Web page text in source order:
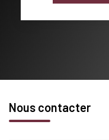
Nous contacter